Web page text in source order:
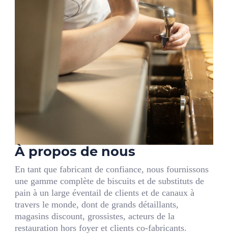
À propos de nous
En tant que fabricant de confiance, nous fournissons
une gamme complète de biscuits et de substituts de
pain à un large éventail de clients et de canaux à
travers le monde, dont de grands détaillants,
magasins discount, grossistes, acteurs de la
restauration hors foyer et clients co-fabricants.